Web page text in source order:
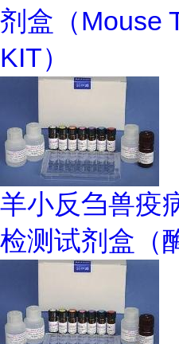
剂盒（Mouse
KIT）
羊小反刍兽疫
检测试剂盒（